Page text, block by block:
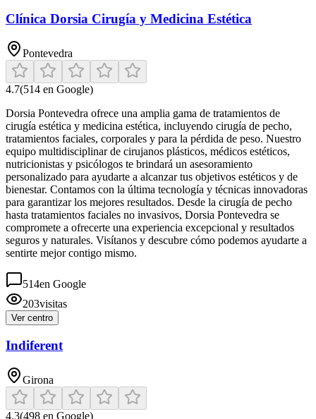
Clínica Dorsia Cirugía y Medicina Estética
Pontevedra
4.7(514 en Google)
Dorsia Pontevedra ofrece una amplia gama de tratamientos de
cirugía estética y medicina estética, incluyendo cirugía de pecho,
tratamientos faciales, corporales y para la pérdida de peso. Nuestro
equipo multidisciplinar de cirujanos plásticos, médicos estéticos,
nutricionistas y psicólogos te brindará un asesoramiento
personalizado para ayudarte a alcanzar tus objetivos estéticos y de
bienestar. Contamos con la última tecnología y técnicas innovadoras
para garantizar los mejores resultados. Desde la cirugía de pecho
hasta tratamientos faciales no invasivos, Dorsia Pontevedra se
compromete a ofrecerte una experiencia excepcional y resultados
seguros y naturales. Visítanos y descubre cómo podemos ayudarte a
sentirte mejor contigo mismo.
514en Google
203visitas
Ver centro
Indiferent
Girona
4.3(498 en Google)